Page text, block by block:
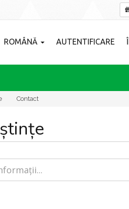
ROMÂNĂ AUTENTIFICARE
Contact